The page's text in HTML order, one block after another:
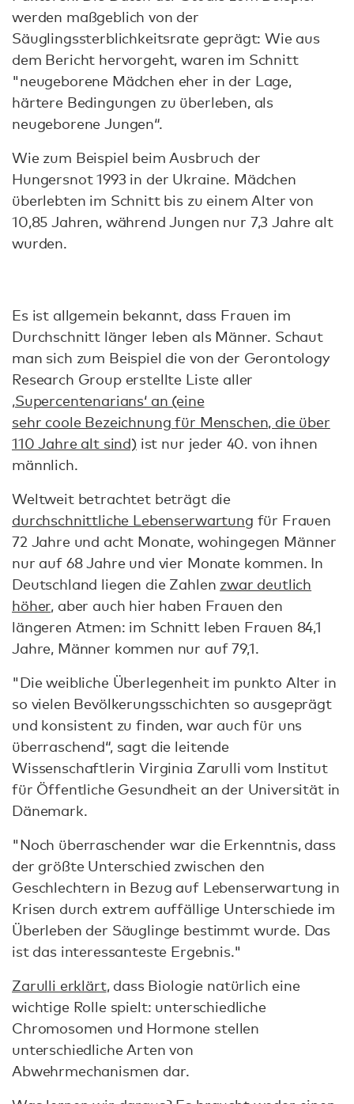
werden maßgeblich von der
Säuglingssterblichkeitsrate geprägt: Wie aus
dem Bericht hervorgeht, waren im Schnitt
"neugeborene Mädchen eher in der Lage,
härtere Bedingungen zu überleben, als
neugeborene Jungen“.
Wie zum Beispiel beim Ausbruch der
Hungersnot 1993 in der Ukraine. Mädchen
überlebten im Schnitt bis zu einem Alter von
10,85 Jahren, während Jungen nur 7,3 Jahre alt
wurden.
Es ist allgemein bekannt, dass Frauen im
Durchschnitt länger leben als Männer. Schaut
man sich zum Beispiel die von der Gerontology
Research Group erstellte Liste aller
‚Supercentenarians‘ an (eine
sehr coole Bezeichnung für Menschen, die über
110 Jahre alt sind) ist nur jeder 40. von ihnen
männlich.
Weltweit betrachtet beträgt die
durchschnittliche Lebenserwartung für Frauen
72 Jahre und acht Monate, wohingegen Männer
nur auf 68 Jahre und vier Monate kommen. In
Deutschland liegen die Zahlen zwar deutlich
höher, aber auch hier haben Frauen den
längeren Atmen: im Schnitt leben Frauen 84,1
Jahre, Männer kommen nur auf 79,1.
"Die weibliche Überlegenheit im punkto Alter in
so vielen Bevölkerungsschichten so ausgeprägt
und konsistent zu finden, war auch für uns
überraschend“, sagt die leitende
Wissenschaftlerin Virginia Zarulli vom Institut
für Öffentliche Gesundheit an der Universität in
Dänemark.
"Noch überraschender war die Erkenntnis, dass
der größte Unterschied zwischen den
Geschlechtern in Bezug auf Lebenserwartung in
Krisen durch extrem auffällige Unterschiede im
Überleben der Säuglinge bestimmt wurde. Das
ist das interessanteste Ergebnis."
Zarulli erklärt, dass Biologie natürlich eine
wichtige Rolle spielt: unterschiedliche
Chromosomen und Hormone stellen
unterschiedliche Arten von
Abwehrmechanismen dar.